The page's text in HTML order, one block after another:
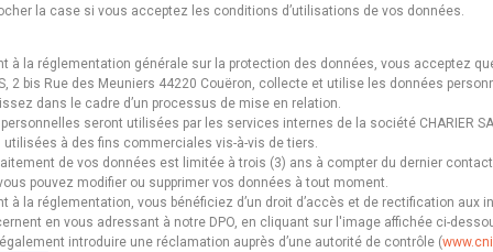
la case si vous acceptez les conditions d’utilisations de vos données.
à la réglementation générale sur la protection des données, vous acceptez
2 bis Rue des Meuniers 44220 Couëron, collecte et utilise les données
dans le cadre d’un processus de mise en relation.
seront utilisées par les services internes de la société CHARIER
à des fins commerciales vis-à-vis de tiers.
de vos données est limitée à trois (3) ans à compter du dernier
pouvez modifier ou supprimer vos données à tout moment.
à la réglementation, vous bénéficiez d’un droit d’accès et de rectification aux
en vous adressant à notre DPO, en cliquant sur l'image affichée ci-
introduire une réclamation auprès d’une autorité de contrôle (